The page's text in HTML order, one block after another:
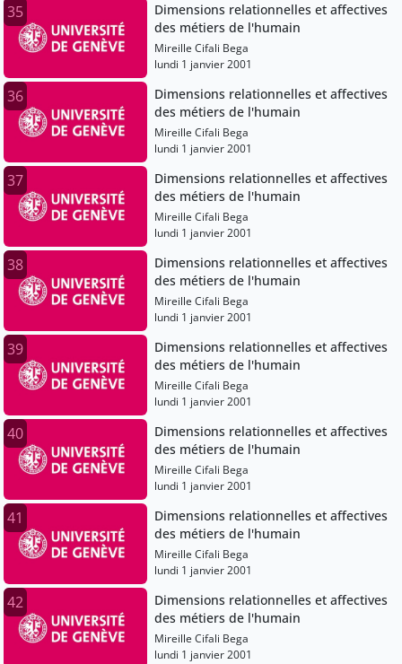
35
Dimensions relationnelles et affectives
des métiers de l'humain
Mireille Cifali Bega
lundi 1 janvier 2001
36
Dimensions relationnelles et affectives
des métiers de l'humain
Mireille Cifali Bega
lundi 1 janvier 2001
37
Dimensions relationnelles et affectives
des métiers de l'humain
Mireille Cifali Bega
lundi 1 janvier 2001
38
Dimensions relationnelles et affectives
des métiers de l'humain
Mireille Cifali Bega
lundi 1 janvier 2001
39
Dimensions relationnelles et affectives
des métiers de l'humain
Mireille Cifali Bega
lundi 1 janvier 2001
40
Dimensions relationnelles et affectives
des métiers de l'humain
Mireille Cifali Bega
lundi 1 janvier 2001
41
Dimensions relationnelles et affectives
des métiers de l'humain
Mireille Cifali Bega
lundi 1 janvier 2001
42
Dimensions relationnelles et affectives
des métiers de l'humain
Mireille Cifali Bega
lundi 1 janvier 2001